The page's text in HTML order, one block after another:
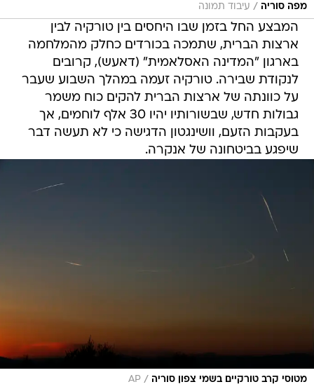
מפה סוריה / עיבוד תמונה
המבצע החל בזמן שבו היחסים בין טורקיה לבין
ארצות הברית, שתמכה בכורדים כחלק מהמלחמה
בארגון "המדינה האסלאמית" (דאעש), קרובים
לנקודת שבירה. טורקיה זעמה במהלך השבוע שעבר
על כוונתה של ארצות הברית להקים כוח משמר
גבולות חדש, שבשורותיו יהיו 30 אלף לוחמים, אך
בעקבות הזעם, וושינגטון הדגישה כי לא תעשה דבר
שיפגע בביטחונה של אנקרה.
מטוסי קרב טורקיים בשמי צפון סוריה /
AP